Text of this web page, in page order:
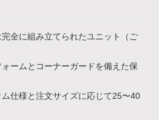
全に組み立てられたユニット（ご
ームとコーナーガードを備えた保
仕様と注文サイズに応じて25〜40